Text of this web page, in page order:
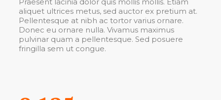
aliquet ultrices metus, sed auctor ex pretium at.
Pellentesque at nibh ac tortor varius ornare.
Donec eu ornare nulla. Vivamus maximus
pulvinar quam a pellentesque. Sed posuere
fringilla sem ut congue.